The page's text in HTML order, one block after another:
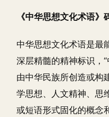
《中华思想文化术语》
中华思想文化术语是最
深层精髓的精神标识，
由中华民族所创造或构
学思想、人文精神、思
或短语形式固化的概念